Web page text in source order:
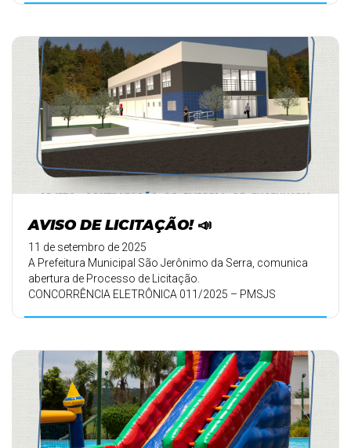
AVISO DE LICITAÇÃO! 📣
11 de setembro de 2025
A Prefeitura Municipal São Jerônimo da Serra, comunica
abertura de Processo de Licitação.
CONCORRÊNCIA ELETRÔNICA 011/2025 – PMSJS